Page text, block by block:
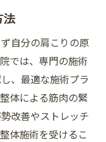
自分の肩こりの原
では、専門の施術
、最適な施術プラ
体による筋肉の緊
改善やストレッチ
体施術を受けるこ